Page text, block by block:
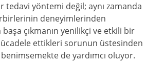
tedavi yöntemi değil; aynı zamanda
deneyimlerinden
çıkmanın yenilikçi ve etkili bir
ettikleri sorunun üstesinden
de yardımcı oluyor.